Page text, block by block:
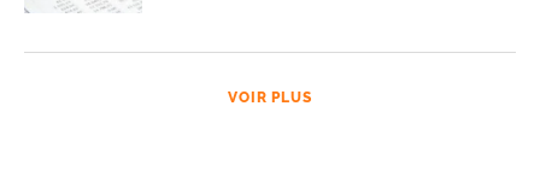
VOIR PLUS